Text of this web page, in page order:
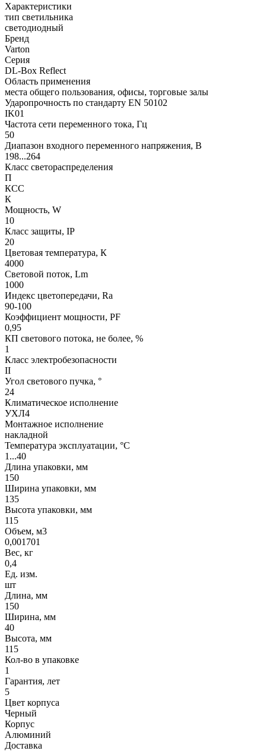
Характеристики
тип светильника
светодиодный
Бренд
Varton
Серия
DL-Box Reflect
Область применения
места общего пользования, офисы, торговые залы
Ударопрочность по стандарту EN 50102
IK01
Частота сети переменного тока, Гц
50
Диапазон входного переменного напряжения, В
198...264
Класс светораспределения
П
КСС
К
Мощность, W
10
Класс защиты, IP
20
Цветовая температура, К
4000
Световой поток, Lm
1000
Индекс цветопередачи, Ra
90-100
Коэффициент мощности, PF
0,95
КП светового потока, не более, %
1
Класс электробезопасности
II
Угол светового пучка, °
24
Климатическое исполнение
УХЛ4
Монтажное исполнение
накладной
Температура эксплуатации, °С
1...40
Длина упаковки, мм
150
Ширина упаковки, мм
135
Высота упаковки, мм
115
Объем, м3
0,001701
Вес, кг
0,4
Ед. изм.
шт
Длина, мм
150
Ширина, мм
40
Высота, мм
115
Кол-во в упаковке
1
Гарантия, лет
5
Цвет корпуса
Черный
Корпус
Алюминий
Доставка